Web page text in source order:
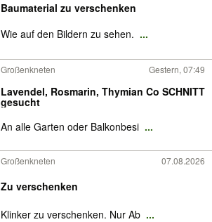
Baumaterial zu verschenken
Wie auf den Bildern zu sehen. ...
Großenkneten Gestern, 07:49
Lavendel, Rosmarin, Thymian Co SCHNITT
gesucht
An alle Garten oder Balkonbesi ...
Großenkneten 07.08.2026
Zu verschenken
Klinker zu verschenken. Nur Ab ...